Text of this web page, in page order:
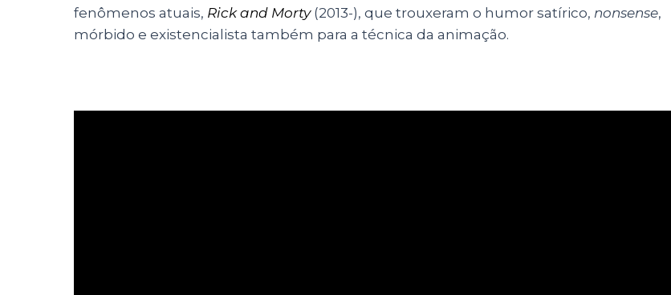
fenômenos atuais, Rick and Morty(2013-), que trouxeram o humor satírico, nonsense,
mórbido e existencialista também para a técnica da animação.